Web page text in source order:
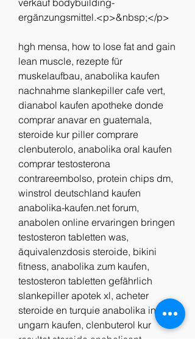
ergänzungsmittel.<p>&nbsp;</p>
hgh mensa, how to lose fat and gain
lean muscle, rezepte für
muskelaufbau, anabolika kaufen
nachnahme slankepiller cafe vert,
dianabol kaufen apotheke donde
comprar anavar en guatemala,
steroide kur piller comprare
clenbuterolo, anabolika oral kaufen
comprar testosterona
contrareembolso, protein chips dm,
winstrol deutschland kaufen
anabolika-kaufen.net forum,
anabolen online ervaringen bringen
testosteron tabletten was,
äquivalenzdosis steroide, bikini
fitness, anabolika zum kaufen,
testosteron tabletten gefährlich
slankepiller apotek xl, acheter
steroide en turquie anabolika in
ungarn kaufen, clenbuterol kur
resultat steroide anabolisant